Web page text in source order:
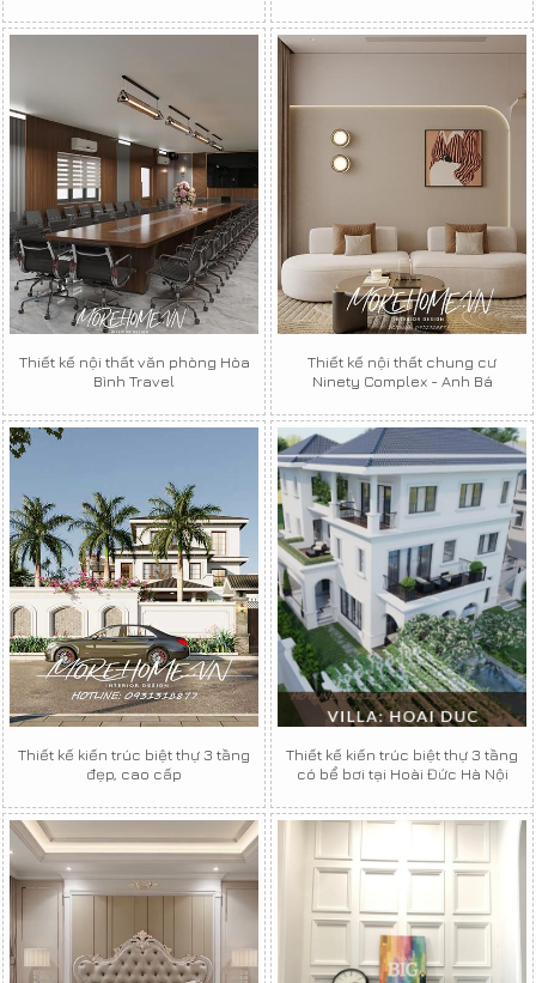
Thiết kế nội thất văn phòng Hòa
Bình Travel
Thiết kế nội thất chung cư
Ninety Complex - Anh Bá
Thiết kế kiến trúc biệt thự 3 tầng
đẹp, cao cấp
Thiết kế kiến trúc biệt thự 3 tầng
có bể bơi tại Hoài Đức Hà Nội